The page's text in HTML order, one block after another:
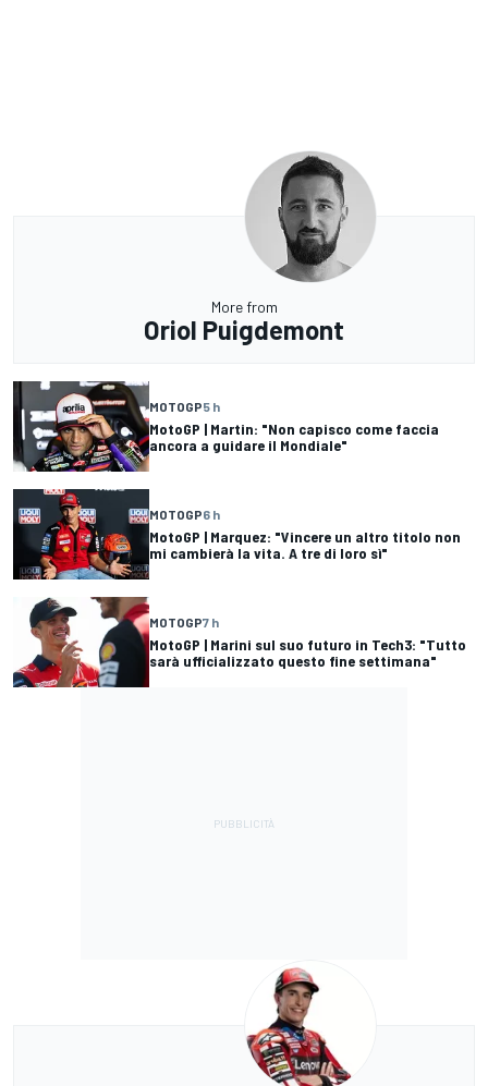
More from
Oriol Puigdemont
MOTOGP5 h
MotoGP | Martin: "Non capisco come faccia
ancora a guidare il Mondiale"
MOTOGP6 h
MotoGP | Marquez: "Vincere un altro titolo non
mi cambierà la vita. A tre di loro sì"
MOTOGP7 h
MotoGP | Marini sul suo futuro in Tech3: "Tutto
sarà ufficializzato questo fine settimana"